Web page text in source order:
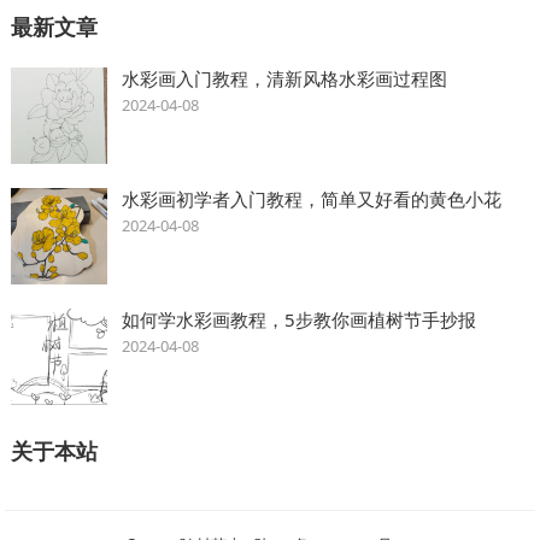
最新文章
水彩画入门教程，清新风格水彩画过程图
2024-04-08
水彩画初学者入门教程，简单又好看的黄色小花
2024-04-08
如何学水彩画教程，5步教你画植树节手抄报
2024-04-08
关于本站